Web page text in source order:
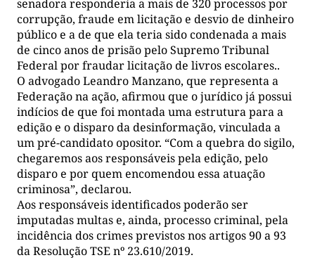
senadora responderia a mais de 320 processos por
corrupção, fraude em licitação e desvio de dinheiro
público e a de que ela teria sido condenada a mais
de cinco anos de prisão pelo Supremo Tribunal
Federal por fraudar licitação de livros escolares..
O advogado Leandro Manzano, que representa a
Federação na ação, afirmou que o jurídico já possui
indícios de que foi montada uma estrutura para a
edição e o disparo da desinformação, vinculada a
um pré-candidato opositor. “Com a quebra do sigilo,
chegaremos aos responsáveis pela edição, pelo
disparo e por quem encomendou essa atuação
criminosa”, declarou.
Aos responsáveis identificados poderão ser
imputadas multas e, ainda, processo criminal, pela
incidência dos crimes previstos nos artigos 90 a 93
da Resolução TSE nº 23.610/2019.